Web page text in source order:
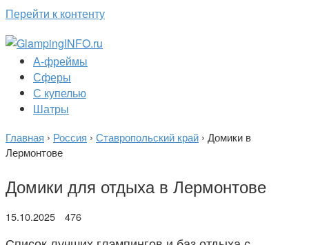
Перейти к контенту
А-фреймы
Сферы
С купелью
Шатры
Главная › Россия › Ставропольский край › Домики в
Лермонтове
Домики для отдыха в Лермонтове
15.10.2025 476